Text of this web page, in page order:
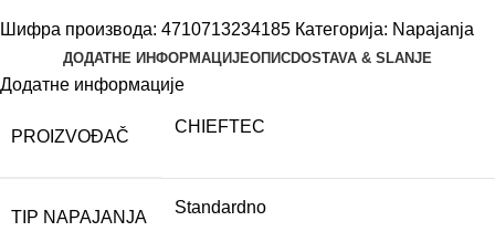
Шифра производа: 4710713234185 Категорија: Napajanja
ДОДАТНЕ ИНФОРМАЦИЈЕОПИСDOSTAVA & SLANJE
Додатне информације
PROIZVOĐAČ
CHIEFTEC
TIP NAPAJANJA
Standardno